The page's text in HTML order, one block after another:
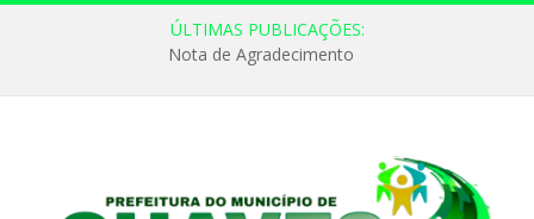
ÚLTIMAS PUBLICAÇÕES:
Nota de Agradecimento